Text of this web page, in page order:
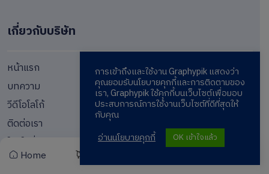
เกี่ยวกับบริษัท
หน้าแรก
บทความ
วีดีโอโลโก้
ติดต่อเรา
โปรโมชั่นพิเศษ
Home
การเข้าถึงและใช้งาน Graphypik แสดงว่า
คุณยอมรับนโยบายคุกกี้และการติดตามของ
เรา, Graphypik ใช้คุกกี้บนเว็บไซต์เพื่อมอบ
ประสบการณ์การใช้งานเว็บไซต์ที่ดีที่สุดให้
กับคุณ
อ่านนโยบายคุกกี้
OK เข้าใจแล้ว